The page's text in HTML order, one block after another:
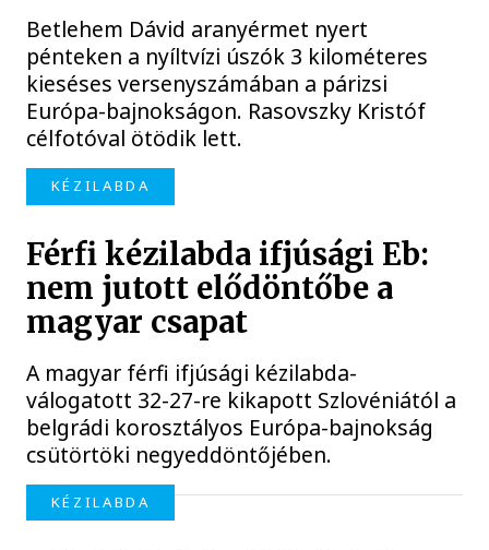
Betlehem Dávid aranyérmet nyert
pénteken a nyíltvízi úszók 3 kilométeres
kieséses versenyszámában a párizsi
Európa-bajnokságon. Rasovszky Kristóf
célfotóval ötödik lett.
KÉZILABDA
Férfi kézilabda ifjúsági Eb:
nem jutott elődöntőbe a
magyar csapat
A magyar férfi ifjúsági kézilabda-
válogatott 32-27-re kikapott Szlovéniától a
belgrádi korosztályos Európa-bajnokság
csütörtöki negyeddöntőjében.
KÉZILABDA